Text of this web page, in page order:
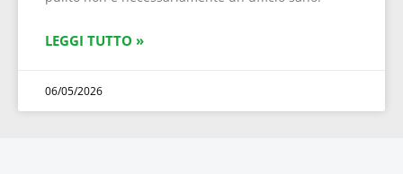
LEGGI TUTTO »
06/05/2026